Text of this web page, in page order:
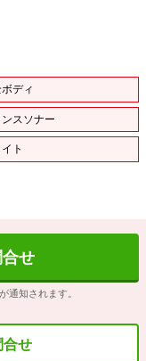
ディ
スソナー
ト
合せ
通知されます。
合せ